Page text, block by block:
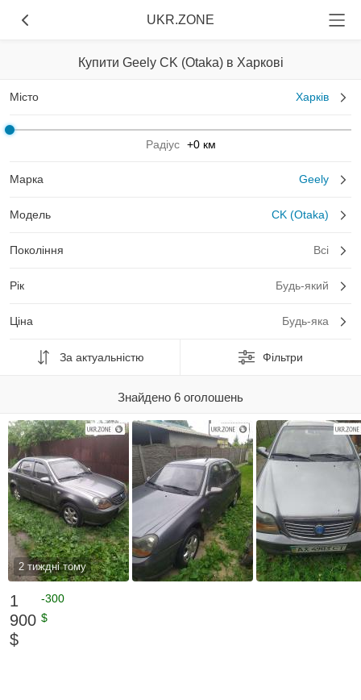
UKR.ZONE
Купити Geely CK (Otaka) в Харкові
Місто Харків
Радіус +0 км
Марка Geely
Модель CK (Otaka)
Покоління Всі
Рік Будь-який
Ціна Будь-яка
За актуальністю Фільтри
Знайдено 6 оголошень
2 тиждні тому
1
900
$
-300
$